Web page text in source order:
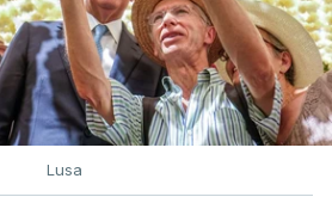
Lusa